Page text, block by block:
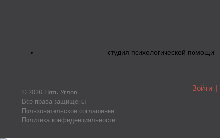
студия психологической помощи
© 2026 Пять Углов.
Все права защищены
Пользовательское соглашение
Политика конфиденциальности
Войти